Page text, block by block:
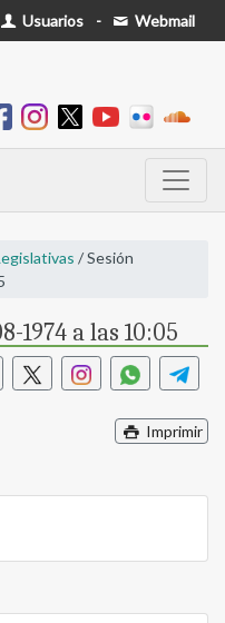
Usuarios - Webmail
/ Sesión
1974 a las 10:05
Imprimir